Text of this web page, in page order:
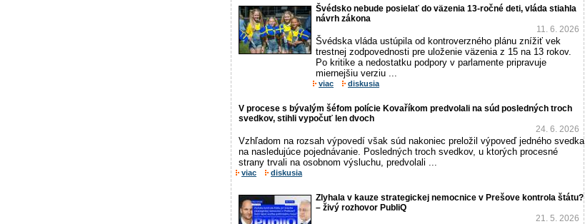
Švédsko nebude posielať do väzenia 13-ročné deti, vláda stiahla
návrh zákona
11. 6. 2026
Švédska vláda ustúpila od kontroverzného plánu znížiť vek
trestnej zodpovednosti pre uloženie väzenia z 15 na 13 rokov.
Po kritike a nedostatku podpory v parlamente pripravuje
miernejšiu verziu ...
viac diskusia
V procese s bývalým šéfom polície Kovaříkom predvolali na súd posledných troch
svedkov, stihli vypočuť len dvoch
24. 6. 2026
Vzhľadom na rozsah výpovedí však súd nakoniec preložil výpoveď jedného svedka
na nasledujúce pojednávanie. Posledných troch svedkov, u ktorých procesné
strany trvali na osobnom výsluchu, predvolali ...
viac diskusia
Zlyhala v kauze strategickej nemocnice v Prešove kontrola štátu?
– živý rozhovor PubliQ
21. 5. 2026